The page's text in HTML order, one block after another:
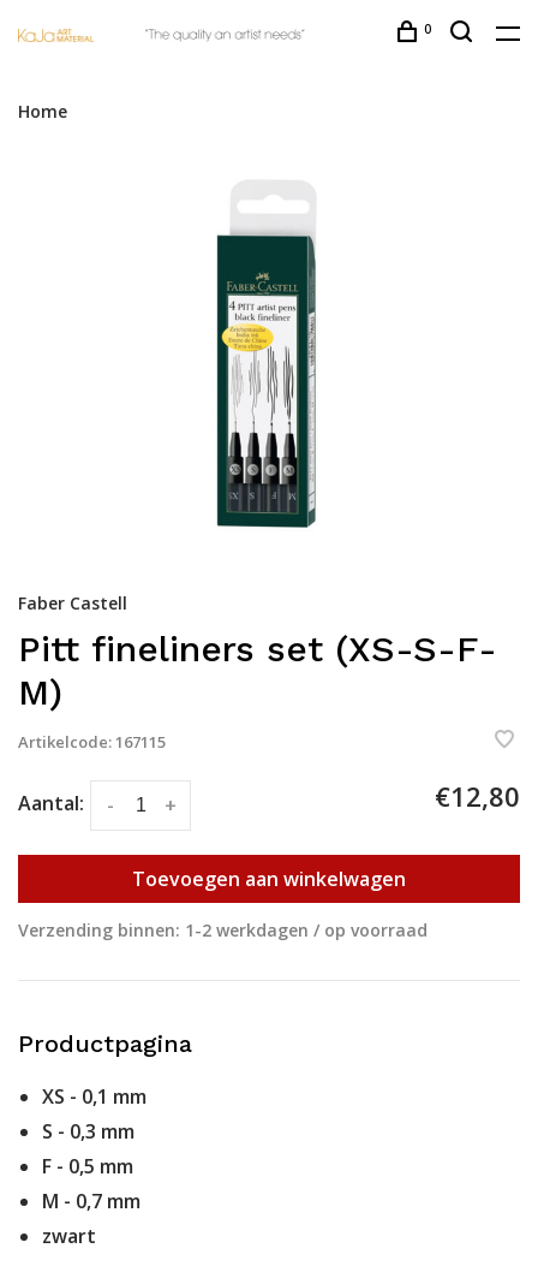
0
Home
Faber Castell
Pitt fineliners set (XS-S-F-
M)
Artikelcode:167115
Aantal: +
- €12,80
Toevoegen aan winkelwagen
Verzending binnen: 1-2 werkdagen / op voorraad
Productpagina
XS - 0,1 mm
S - 0,3 mm
F - 0,5 mm
M - 0,7 mm
zwart